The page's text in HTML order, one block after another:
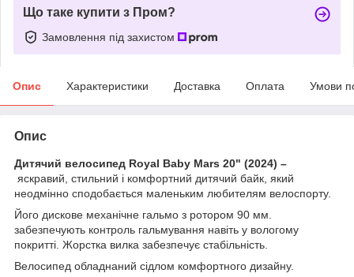
Що таке купити з Пром?
Замовлення під захистом
Опис Характеристики Доставка Оплата Умови
Опис
Дитячий велосипед Royal Baby Mars 20" (2024) –
яскравий, стильний і комфортний дитячий байк, який
неодмінно сподобається маленьким любителям велоспорту.
Його дискове механічне гальмо з ротором 90 мм.
забезпечують контроль гальмування навіть у вологому
покритті. Жорстка вилка забезпечує стабільність.
Велосипед обладнаний сідлом комфортного дизайну.